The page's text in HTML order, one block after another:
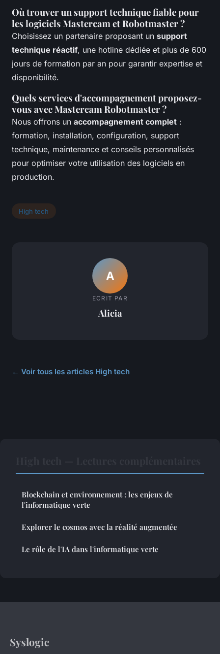
Où trouver un support technique fiable pour
les logiciels Mastercam et Robotmaster ?
Choisissez un partenaire proposant un support
technique réactif, une hotline dédiée et plus de 600
jours de formation par an pour garantir expertise et
disponibilité.
Quels services d'accompagnement proposez-
vous avec Mastercam Robotmaster ?
Nous offrons un accompagnement complet :
formation, installation, configuration, support
technique, maintenance et conseils personnalisés
pour optimiser votre utilisation des logiciels en
production.
High tech
A
ECRIT PAR
Alicia
← Voir tous les articles High tech
Blockchain et environnement : les enjeux de
l'informatique verte
Explorer le cosmos avec la réalité augmentée
Le rôle de l'IA dans l'informatique verte
Syslogic